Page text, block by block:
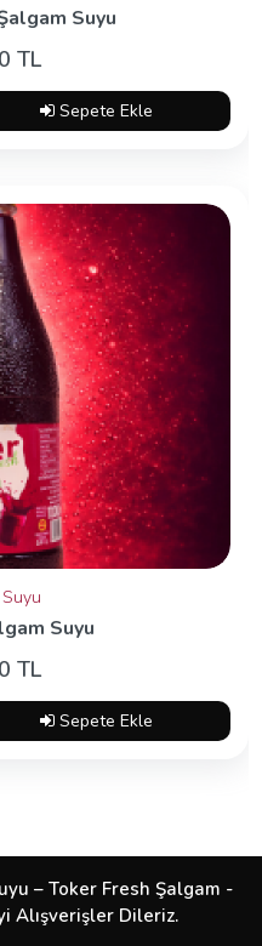
Suyu
TL
Sepete Ekle
Suyu
TL
Sepete Ekle
– Toker Fresh Şalgam -
Alışverişler Dileriz.